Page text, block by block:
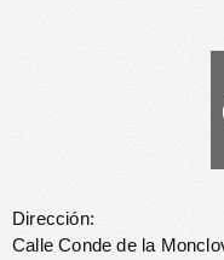
Dirección:
Calle Conde de la